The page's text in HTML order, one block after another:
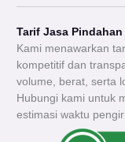
Tarif Jasa Pindahan
Kami menawarkan
kompetitif dan
volume, berat, serta
Hubungi kami untuk
estimasi waktu